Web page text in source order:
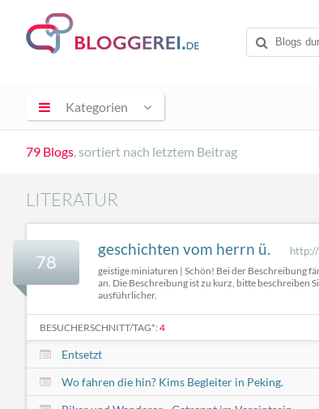
Kategorien
79 Blogs, sortiert nach letztem Beitrag
LITERATUR
78
geschichten vom herrn ü.
geistige miniaturen | Schön! Bei der Beschreibung
an. Die Beschreibung ist zu kurz, bitte beschreiben
ausführlicher.
BESUCHERSCHNITT/TAG*: 4
Entsetzt
Wo fahren die hin? Kims Begleiter in Peking.